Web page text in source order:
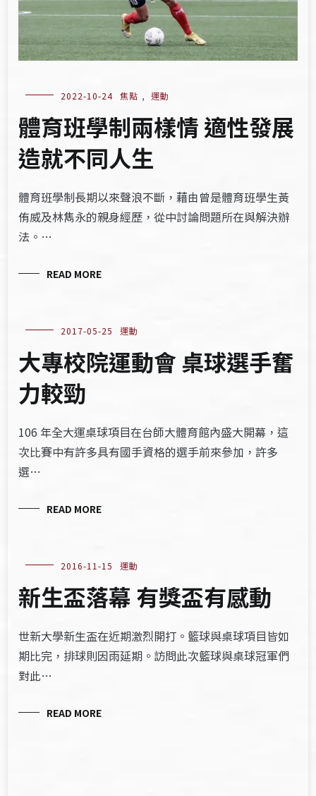
2022-10-24 焦點 , 運動
體育班學制兩樣情 適性發展
造就不同人生
體育班學制長期以來聲浪不斷，藉由曾是體育班學生黃
侑威及林雋永的親身經歷，從中討論問題所在與解決辦
法。…
READ MORE
2017-05-25 運動
大專校院運動會 桌球選手奮
力較勁
106 年全大運桌球項目在台師大體育館內盛大開幕，這
次比賽中有許多具有國手資格的選手前來參加，許多
選…
READ MORE
2016-11-15 運動
新生盃落幕 有獎盃有感動
世新大學新生盃在近期激烈開打。籃球與桌球項目皆如
期比完，排球則因雨延期。訪問此次籃球與桌球冠軍們
對此…
READ MORE